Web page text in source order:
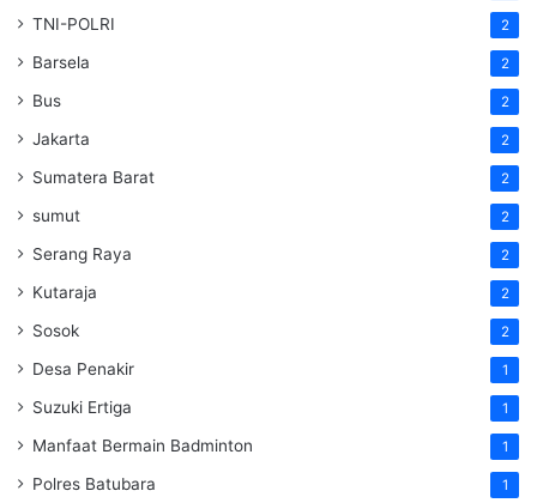
TNI-POLRI 2
Barsela 2
Bus 2
Jakarta 2
Sumatera Barat 2
sumut 2
Serang Raya 2
Kutaraja 2
Sosok 2
Desa Penakir 1
Suzuki Ertiga 1
Manfaat Bermain Badminton 1
Polres Batubara 1